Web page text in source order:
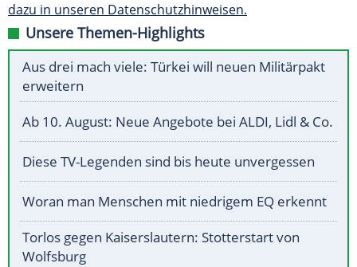
dazu in unseren Datenschutzhinweisen.
Unsere Themen-Highlights
Aus drei mach viele: Türkei will neuen Militärpakt
erweitern
Ab 10. August: Neue Angebote bei ALDI, Lidl & Co.
Diese TV-Legenden sind bis heute unvergessen
Woran man Menschen mit niedrigem EQ erkennt
Torlos gegen Kaiserslautern: Stotterstart von
Wolfsburg